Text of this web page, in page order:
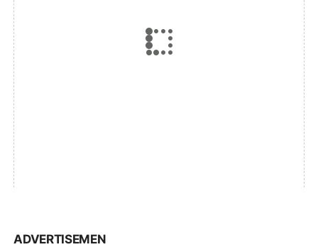
ADVERTISEMEN